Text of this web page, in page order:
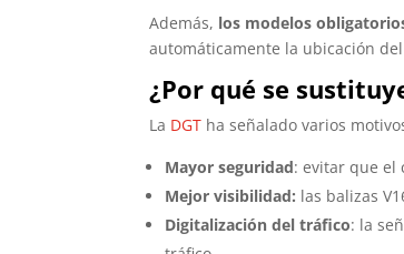
Además, los modelos
automáticamente la ubicación
¿Por qué se
La DGT ha señalado varios
Mayor seguridad: evitar que el
Mejor visibilidad: las balizas
Digitalización del tráfico: la